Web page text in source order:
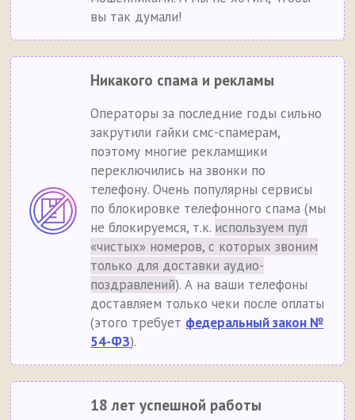
вы так думали!
Никакого спама и рекламы
Операторы за последние годы сильно
закрутили гайки смс-спамерам,
поэтому многие рекламщики
переключились на звонки по
телефону. Очень популярны сервисы
по блокировке телефонного спама (мы
не блокируемся, т.к. используем пул
«чистых» номеров, с которых звоним
только для доставки аудио-
поздравлений). А на ваши телефоны
доставляем только чеки после оплаты
(этого требует федеральный закон №
54-ФЗ).
18 лет успешной работы